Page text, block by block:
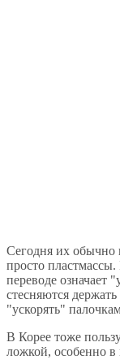
Сегодня их обычно
просто
переводе означает
стесняются
"ускорять"
В Корее тоже
ложкой, особенно в